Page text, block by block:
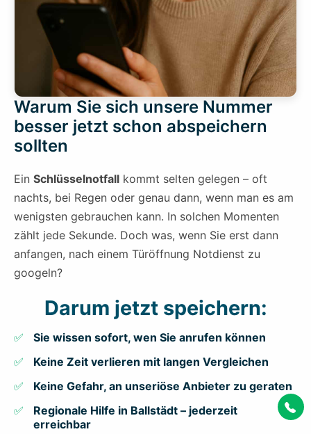
Warum Sie sich unsere Nummer
besser jetzt schon abspeichern
sollten
Ein Schlüsselnotfall kommt selten gelegen – oft
nachts, bei Regen oder genau dann, wenn man es am
wenigsten gebrauchen kann. In solchen Momenten
zählt jede Sekunde. Doch was, wenn Sie erst dann
anfangen, nach einem Türöffnung Notdienst zu
googeln?
Darum jetzt speichern:
Sie wissen sofort, wen Sie anrufen können
Keine Zeit verlieren mit langen Vergleichen
Keine Gefahr, an unseriöse Anbieter zu geraten
Regionale Hilfe in Ballstädt – jederzeit
erreichbar